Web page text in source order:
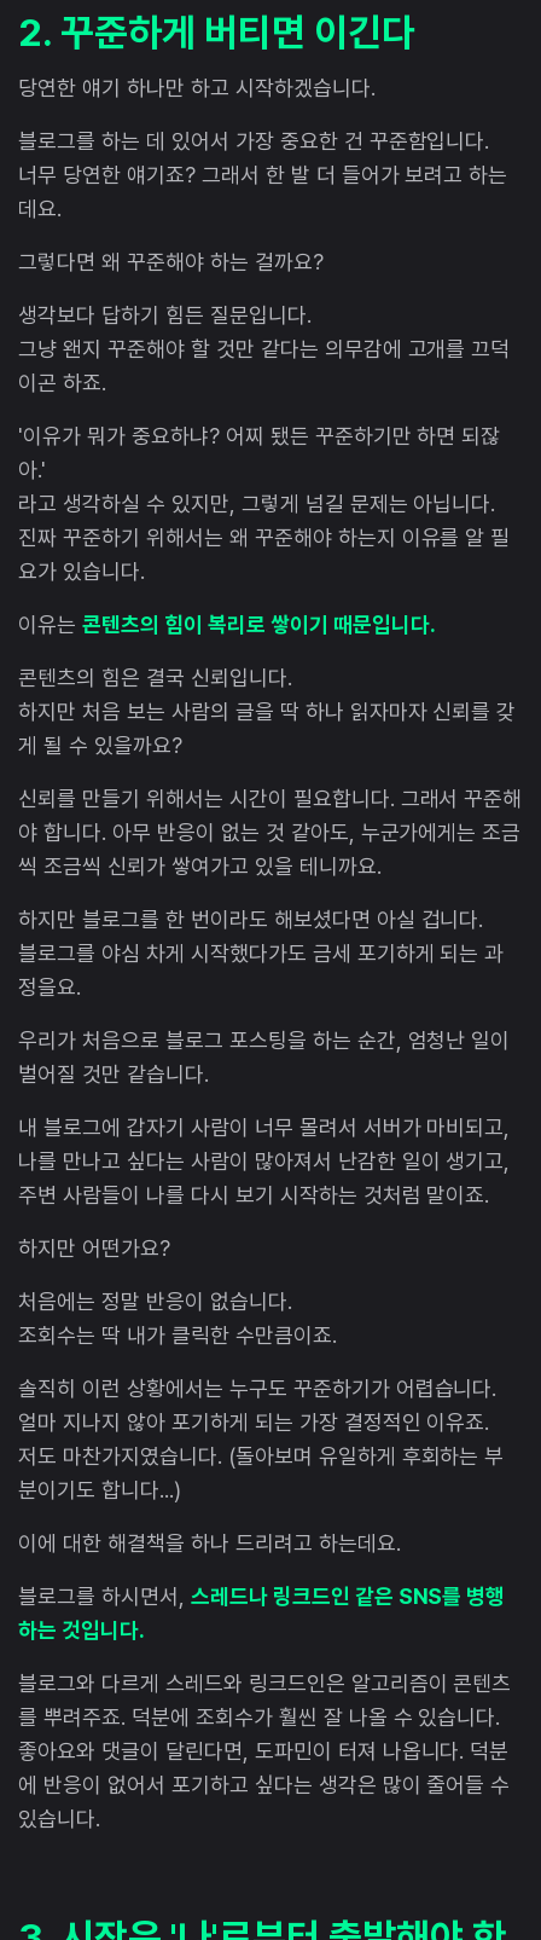
2. 꾸준하게 버티면 이긴다
당연한 얘기 하나만 하고 시작하겠습니다.
블로그를 하는 데 있어서 가장 중요한 건 꾸준함입니다.
너무 당연한 얘기죠? 그래서 한 발 더 들어가 보려고 하는
데요.
그렇다면 왜 꾸준해야 하는 걸까요?
생각보다 답하기 힘든 질문입니다.
그냥 왠지 꾸준해야 할 것만 같다는 의무감에 고개를 끄덕
이곤 하죠.
'이유가 뭐가 중요하냐? 어찌 됐든 꾸준하기만 하면 되잖
아.'
라고 생각하실 수 있지만, 그렇게 넘길 문제는 아닙니다.
진짜 꾸준하기 위해서는 왜 꾸준해야 하는지 이유를 알 필
요가 있습니다.
이유는 콘텐츠의 힘이 복리로 쌓이기 때문입니다.
콘텐츠의 힘은 결국 신뢰입니다.
하지만 처음 보는 사람의 글을 딱 하나 읽자마자 신뢰를 갖
게 될 수 있을까요?
신뢰를 만들기 위해서는 시간이 필요합니다. 그래서 꾸준해
야 합니다. 아무 반응이 없는 것 같아도, 누군가에게는 조금
씩 조금씩 신뢰가 쌓여가고 있을 테니까요.
하지만 블로그를 한 번이라도 해보셨다면 아실 겁니다.
블로그를 야심 차게 시작했다가도 금세 포기하게 되는 과
정을요.
우리가 처음으로 블로그 포스팅을 하는 순간, 엄청난 일이
벌어질 것만 같습니다.
내 블로그에 갑자기 사람이 너무 몰려서 서버가 마비되고,
나를 만나고 싶다는 사람이 많아져서 난감한 일이 생기고,
주변 사람들이 나를 다시 보기 시작하는 것처럼 말이죠.
하지만 어떤가요?
처음에는 정말 반응이 없습니다.
조회수는 딱 내가 클릭한 수만큼이죠.
솔직히 이런 상황에서는 누구도 꾸준하기가 어렵습니다.
얼마 지나지 않아 포기하게 되는 가장 결정적인 이유죠.
저도 마찬가지였습니다. (돌아보며 유일하게 후회하는 부
분이기도 합니다...)
이에 대한 해결책을 하나 드리려고 하는데요.
블로그를 하시면서, 스레드나 링크드인 같은 SNS를 병행
하는 것입니다.
블로그와 다르게 스레드와 링크드인은 알고리즘이 콘텐츠
를 뿌려주죠. 덕분에 조회수가 훨씬 잘 나올 수 있습니다.
좋아요와 댓글이 달린다면, 도파민이 터져 나옵니다. 덕분
에 반응이 없어서 포기하고 싶다는 생각은 많이 줄어들 수
있습니다.